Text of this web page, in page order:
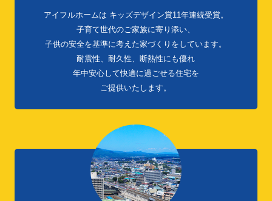
アイフルホームは キッズデザイン賞11年連続受賞。
子育て世代のご家族に寄り添い、
子供の安全を基準に考えた家づくりをしています。
耐震性、耐久性、断熱性にも優れ
年中安心して快適に過ごせる住宅を
ご提供いたします。